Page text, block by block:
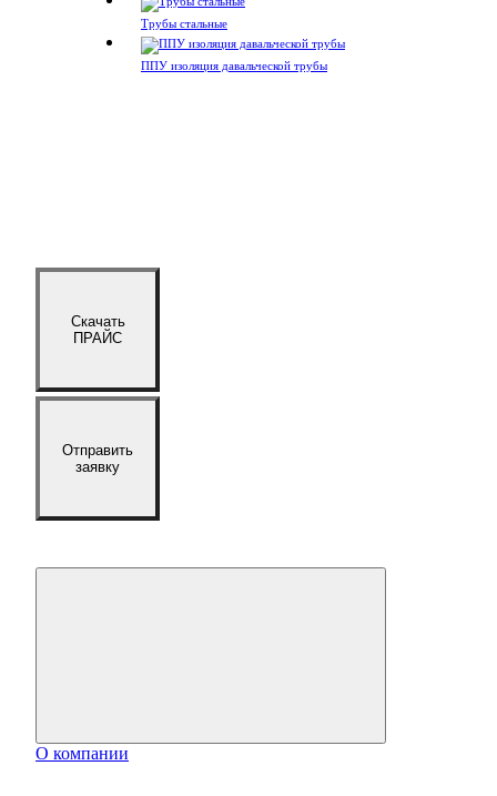
Трубы стальные
ППУ изоляция давальческой трубы
Скачать
ПРАЙС
Отправить
заявку
О компании